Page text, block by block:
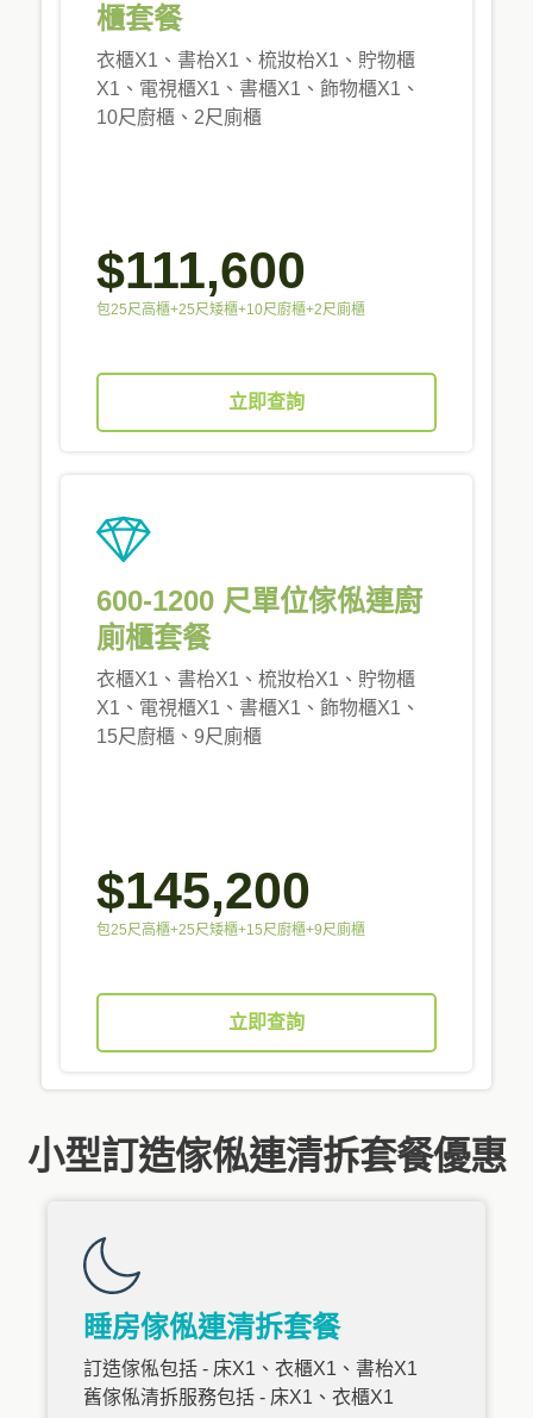
櫃套餐
衣櫃X1、書枱X1、梳妝枱X1、貯物櫃
X1、電視櫃X1、書櫃X1、飾物櫃X1、
10尺廚櫃、2尺廁櫃
$111,600
包25尺高櫃+25尺矮櫃+10尺廚櫃+2尺廁櫃
立即查詢
600-1200 尺單位傢俬連廚
廁櫃套餐
衣櫃X1、書枱X1、梳妝枱X1、貯物櫃
X1、電視櫃X1、書櫃X1、飾物櫃X1、
15尺廚櫃、9尺廁櫃
$145,200
包25尺高櫃+25尺矮櫃+15尺廚櫃+9尺廁櫃
立即查詢
小型訂造傢俬連清拆套餐優惠
睡房傢俬連清拆套餐
訂造傢俬包括 - 床X1、衣櫃X1、書枱X1
舊傢俬清拆服務包括 - 床X1、衣櫃X1